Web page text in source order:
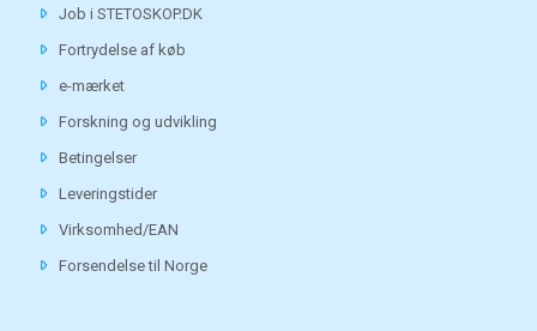
Job i STETOSKOP.DK
Fortrydelse af køb
e-mærket
Forskning og udvikling
Betingelser
Leveringstider
Virksomhed/EAN
Forsendelse til Norge